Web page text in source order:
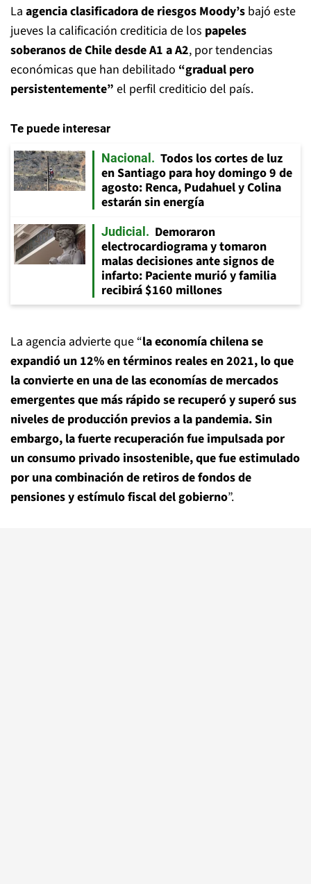
La agencia clasificadora de riesgos Moody’s bajó este
jueves la calificación crediticia de los papeles
soberanos de Chile desde A1 a A2, por tendencias
económicas que han debilitado “gradual pero
persistentemente” el perfil crediticio del país.
Te puede interesar
Nacional
Todos los cortes de luz
en Santiago para hoy domingo 9 de
agosto: Renca, Pudahuel y Colina
estarán sin energía
Judicial
Demoraron
electrocardiograma y tomaron
malas decisiones ante signos de
infarto: Paciente murió y familia
recibirá $160 millones
La agencia advierte que “la economía chilena se
expandió un 12% en términos reales en 2021, lo que
la convierte en una de las economías de mercados
emergentes que más rápido se recuperó y superó sus
niveles de producción previos a la pandemia. Sin
embargo, la fuerte recuperación fue impulsada por
un consumo privado insostenible, que fue estimulado
por una combinación de retiros de fondos de
pensiones y estímulo fiscal del gobierno”.